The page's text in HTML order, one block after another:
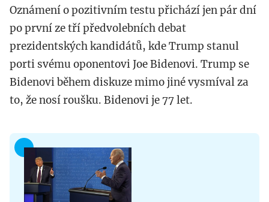
Oznámení o pozitivním testu přichází jen pár dní
po první ze tří předvolebních debat
prezidentských kandidátů, kde Trump stanul
porti svému oponentovi Joe Bidenovi. Trump se
Bidenovi během diskuze mimo jiné vysmíval za
to, že nosí roušku. Bidenovi je 77 let.